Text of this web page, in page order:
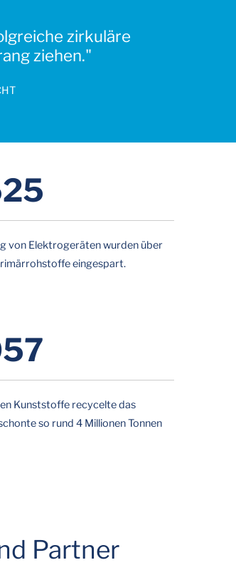
zirkuläre
ziehen."
von Elektrogeräten wurden über
eingespart.
Kunststoffe recycelte das
so rund 4 Millionen Tonnen
Partner